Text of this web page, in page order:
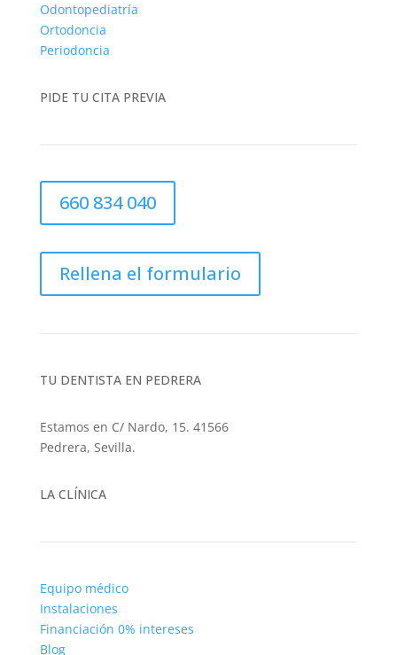
Odontopediatría
Ortodoncia
Periodoncia
PIDE TU CITA PREVIA
660 834 040
Rellena el formulario
TU DENTISTA EN PEDRERA
Estamos en C/ Nardo, 15. 41566
Pedrera, Sevilla.
LA CLÍNICA
Equipo médico
Instalaciones
Financiación 0% intereses
Blog